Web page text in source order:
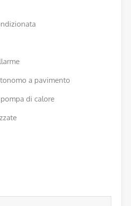
a pavimento
di calore